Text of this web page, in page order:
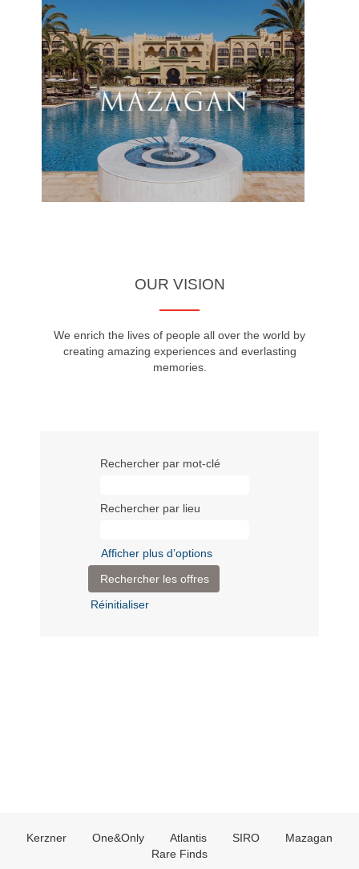
OUR VISION
We enrich the lives of people all over the world by
creating amazing experiences and everlasting
memories.
Rechercher par mot-clé
Rechercher par lieu
Afficher plus d’options
Réinitialiser
Kerzner One&Only Atlantis SIRO
Mazagan
Rare Finds